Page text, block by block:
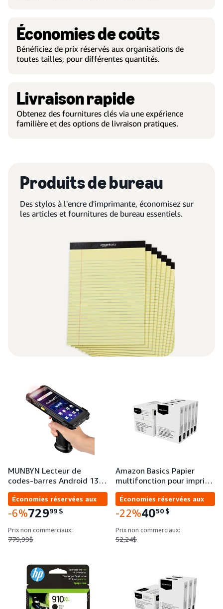
Économies de coûts
Bénéficiez de prix réservés aux organisations de
toutes tailles, pour différentes quantités.
Livraison rapide
Obtenez des fournitures clés via une expérience
familière et des options de livraison pratiques.
Produits de bureau
Des stylos à l'encre d'imprimante, économisez sur
les articles et fournitures de bureau essentiels.
MUNBYN Lecteur de
codes-barres Android 13…
Économies réservées aux
entreprises
-6%72999 $
Prix non commerciaux:
779,99$
Amazon Basics Papier
multifonction pour impri…
Économies réservées aux
entreprises
-22%4050 $
Prix non commerciaux:
52,24$